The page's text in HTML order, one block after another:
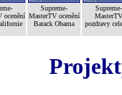
ocenění
Supreme-
MasterTV ocenění
Barack Obama
Supreme-
MasterTV
pozdravy